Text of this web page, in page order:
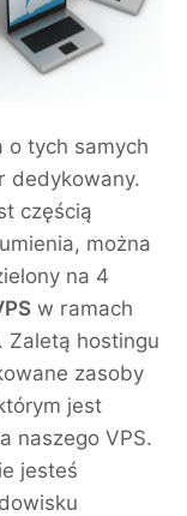
o tych samych
dedykowany.
częścią
można
na 4
w ramach
. Zaletą hostingu
zasoby
jest
naszego VPS.
jesteś